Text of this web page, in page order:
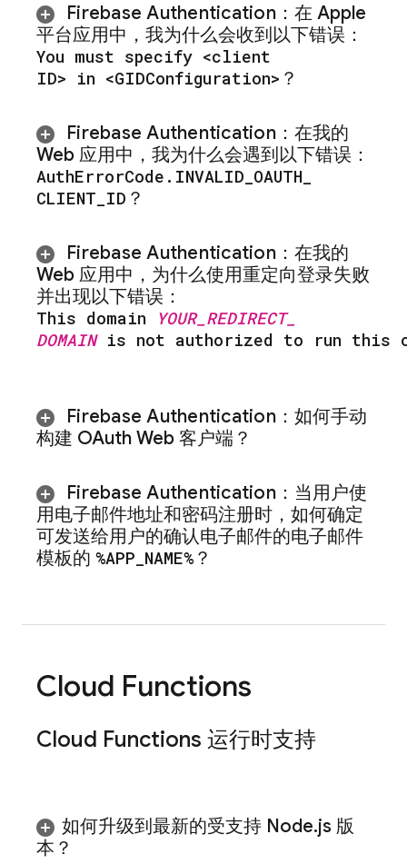
Firebase Authentication： 在 Apple
平台应用中，我为什么会收到以下错误：
You must specify <client
ID> in <GIDConfiguration> ？
Firebase Authentication：在我的
Web 应用中，我为什么会遇到以下错误：
AuthErrorCode . INVALID OAUTH
CLIENT ID ？
Firebase Authentication：在我的
Web 应用中，为什么使用重定向登录失败
并出现以下错误：
This domain YOUR_ REDIRECT_
DOMAINis not authorized to run this
Firebase Authentication：如何手动
构建 OAuth Web 客户端？
Firebase Authentication：当用户使
用电子邮件地址和密码注册时，如何确定
可发送给用户的确认电子邮件的电子邮件
模板的 %APP NAME% ？
Cloud Functions
Cloud Functions 运行时支持
如何升级到最新的受支持 Node.js 版
本？